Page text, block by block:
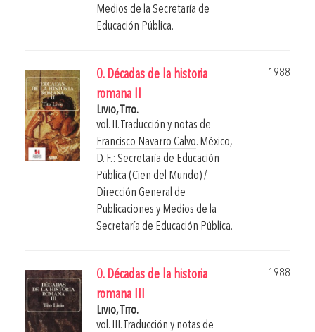
Medios de la Secretaría de
Educación Pública.
0. Décadas de la historia
romana II
1988
Livio, Tito.
vol. II. Traducción y notas de
Francisco Navarro Calvo. México,
D. F.: Secretaría de Educación
Pública (Cien del Mundo) /
Dirección General de
Publicaciones y Medios de la
Secretaría de Educación Pública.
0. Décadas de la historia
romana III
1988
Livio, Tito.
vol. III. Traducción y notas de